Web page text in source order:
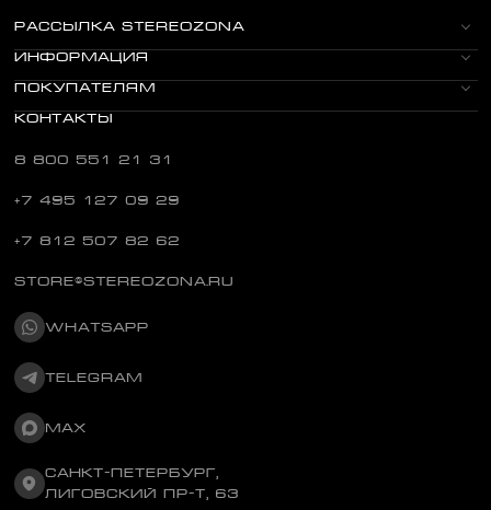
РАССЫЛКА STEREOZONA
ИНФОРМАЦИЯ
ПОКУПАТЕЛЯМ
КОНТАКТЫ
8 800 551 21 31
+7 495 127 09 29
+7 812 507 82 62
STORE@STEREOZONA.RU
WHATSAPP
TELEGRAM
MAX
САНКТ-ПЕТЕРБУРГ,
ЛИГОВСКИЙ ПР-Т, 63